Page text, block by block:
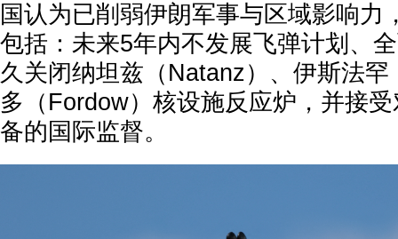
国认为已削弱伊朗军事与区域影响力
包括：未来5年内不发展飞弹计划、
久关闭纳坦兹（Natanz）、伊斯法
多（Fordow）核设施反应炉，并接
备的国际监督。